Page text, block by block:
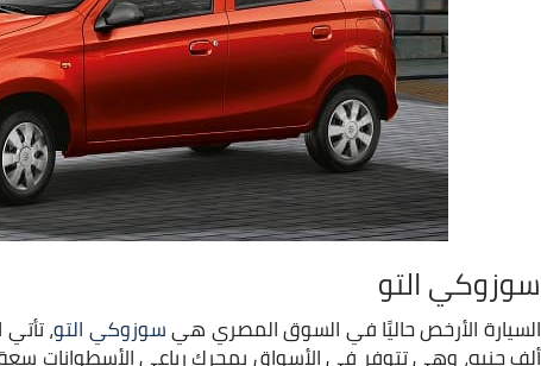
سوزوكي التو
السيارة الأرخص حاليًا في السوق المصري هيسوزوكي التو